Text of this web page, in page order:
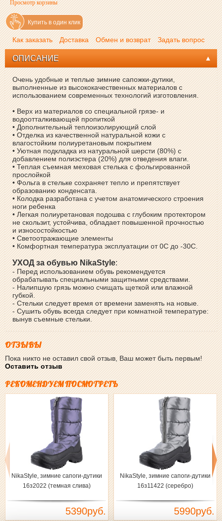
Просмотр корзины
Купить в один клик
Как заказать Доставка Обмен и возврат Задать вопрос
ОПИСАНИЕ
Очень удобные и теплые зимние сапожки-дутики,
выполненные из высококачественных материалов с
использованием современных технологий изготовления.
• Верх из материалов со специальной грязе- и
водоотталкивающей пропиткой
• Дополнительный теплоизолирующий слой
• Отделка из качественной натуральной кожи с
влагостойким полиуретановым покрытием
• Уютная подкладка из натуральной шерсти (80%) с
добавлением полиэстера (20%) для отведения влаги.
• Теплая съемная меховая стелька с фольгированной
прослойкой
• Фольга в стельке сохраняет тепло и препятствует
образованию конденсата.
• Колодка разработана с учетом анатомического строения
ноги ребенка
• Легкая полиуретановая подошва с глубоким протектором
не скользит, устойчива, обладает повышенной прочностью
и износостойкостью
• Светоотражающие элементы
• Комфортная температура эксплуатации от 0С до -30С.
УХОД за обувью NikaStyle:
- Перед использованием обувь рекомендуется
обрабатывать специальными защитными средствами.
- Налипшую грязь можно счищать щеткой или влажной
губкой.
- Стельки следует время от времени заменять на новые.
- Сушить обувь всегда следует при комнатной температуре:
вынув съемные стельки.
ОТЗЫВЫ
Пока никто не оставил свой отзыв, Ваш может быть первым!
Оставить отзыв
РЕКОМЕНДУЕМ ПОСМОТРЕТЬ
NikaStyle, зимние сапоги-дутики
16з2022 (темная слива)
5390руб.
NikaStyle, зимние сапоги-дутики
16з11422 (серебро)
5990руб.